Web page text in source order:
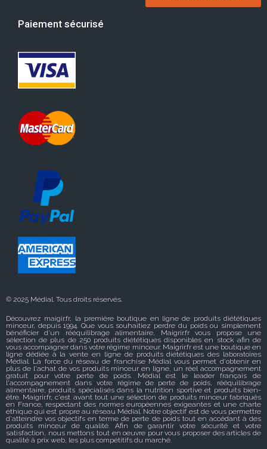
Paiement sécurisé
© 2025 Médial. Tous droits réservés.
Découvrez maigir.fr, la première boutique en ligne de produits diététiques
minceur, depuis 1994. Que vous souhaitiez perdre du poids ou simplement
bénéficier d'un rééquilibrage alimentaire, Maigrir.fr vous propose une
sélection de plus de 250 produits diététiques disponibles en stock afin de
vous accompagner dans votre régime minceur. Maigrir.fr est une boutique en
ligne dédiée à la vente en ligne de produits diététiques des laboratoires
Médial. La force du réseau de franchise Médial vous permet d'obtenir en
plus de l'achat de vos produits minceur en ligne, un réel accompagnement
gratuit pour votre perte de poids. Médial est le leader français de
l'accompagnement dans votre régime de perte de poids, rééquilibrage
alimentaire, produits spécialisés dans la nutrition sportive et produits bien-
être. Maigrir.fr, c'est avant tout une sélection de produits minceur fabriqués
en France, respectant des normes européennes exigeantes et une charte
éthique qui est propre au réseau Médial. Notre objectif est de vous permettre
d'atteindre vos objectifs en terme de perte de poids tout en accédant à des
produits minceur de qualité. Afin de garantir votre sécurité et votre
satisfaction, nous mettons tout en oeuvre pour vous proposer des articles de
qualité à prix web, les plus compétitifs du marché.